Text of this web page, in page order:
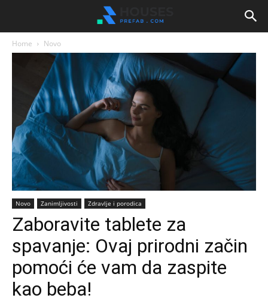
Home Novo
Novo Zanimljivosti Zdravlje i porodica
Zaboravite tablete za
spavanje: Ovaj prirodni začin
pomoći će vam da zaspite
kao beba!